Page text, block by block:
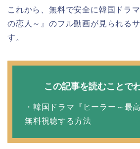
これから、無料で安全に韓国ドラ
の恋人～』のフル動画が見られる
す。
この記事を読むことで
・韓国ドラマ『ヒーラー～最
無料視聴する方法